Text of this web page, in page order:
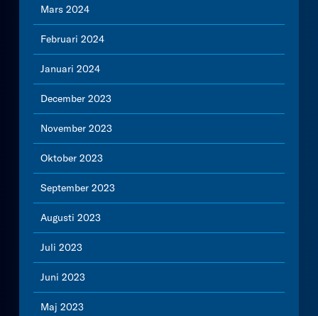
Mars 2024
Februari 2024
Januari 2024
December 2023
November 2023
Oktober 2023
September 2023
Augusti 2023
Juli 2023
Juni 2023
Maj 2023